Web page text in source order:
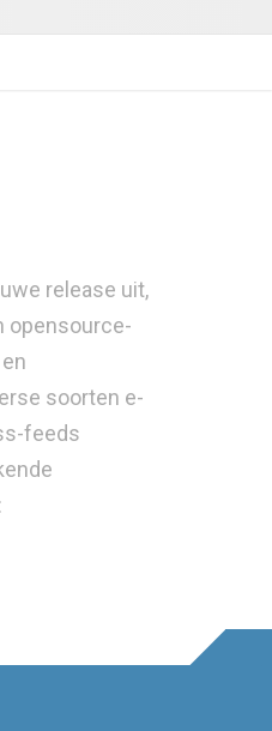
release uit,
opensource-
soorten e-
feeds